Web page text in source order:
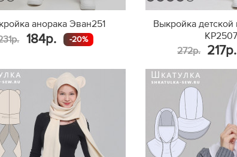
анорака Эван251
184р. -20%
Выкройка детской
272р.
217р.